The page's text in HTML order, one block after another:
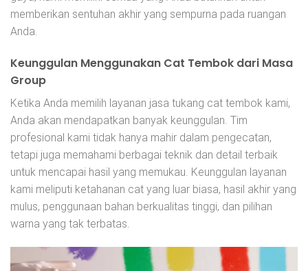
memberikan sentuhan akhir yang sempurna pada ruangan
Anda.
Keunggulan Menggunakan Cat Tembok dari Masa
Group
Ketika Anda memilih layanan jasa tukang cat tembok kami,
Anda akan mendapatkan banyak keunggulan. Tim
profesional kami tidak hanya mahir dalam pengecatan,
tetapi juga memahami berbagai teknik dan detail terbaik
untuk mencapai hasil yang memukau. Keunggulan layanan
kami meliputi ketahanan cat yang luar biasa, hasil akhir yang
mulus, penggunaan bahan berkualitas tinggi, dan pilihan
warna yang tak terbatas.